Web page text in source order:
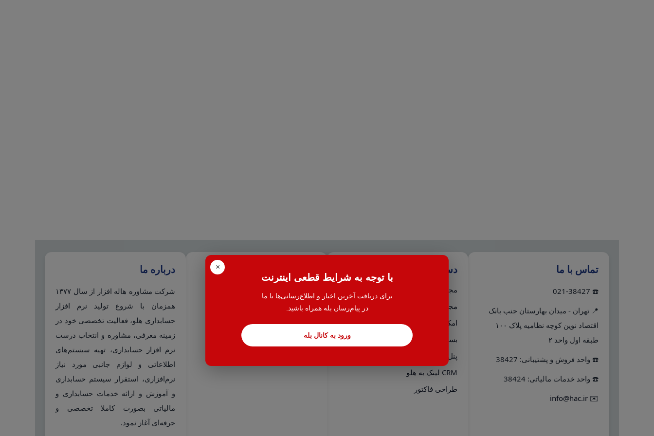
×
با توجه به شرایط قطعی اینترنت
برای دریافت آخرین اخبار و اطلاع‌رسانی‌ها با ما
در پیام‌رسان بله همراه باشید.
ورود به کانال بله
تماس با ما
☎️ 021-38427
📍 تهران - میدان بهارستان جنب بانک
اقتصاد نوین کوچه نظامیه پلاک ۱۰۰
طبقه اول واحد ۲
☎️ واحد فروش و پشتیبانی: 38427
☎️ واحد خدمات مالیاتی: 38424
✉️
info@hac.ir
دسترسی سریع
مجموعه نرم افزارهای هلو
مجموعه نرم افزارهای اسپاد
امکانات افزودنی (کیت های عمومی)
بسته دورکاری بدکا + (همگام سازی)
پنل پیامک
CRM لینک به هلو
طراحی فاکتور
آموزش حسابداری
ایران مالیات
خدمات مالیاتی
درباره ما
شرکت مشاوره هاله افزار از سال ۱۳۷۷
همزمان با شروع تولید نرم افزار
حسابداری هلو، فعالیت تخصصی خود در
زمینه معرفی، مشاوره و انتخاب درست
نرم افزار حسابداری، تهیه سیستم‌های
اطلاعاتی و لوازم جانبی مورد نیاز
نرم‌افزاری، استقرار سیستم حسابداری
و آموزش و ارائه خدمات حسابداری و
مالیاتی بصورت کاملا تخصصی و
حرفه‌ای آغاز نمود.